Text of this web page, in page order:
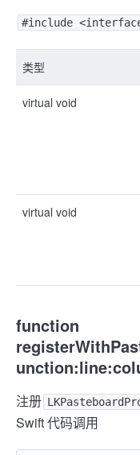
#include
类型
virtual void
virtual void
function
注册
Swift 代码调用